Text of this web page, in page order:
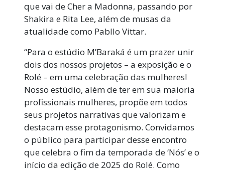
que vai de Cher a Madonna, passando por
Shakira e Rita Lee, além de musas da
atualidade como Pabllo Vittar.
“Para o estúdio M’Baraká é um prazer unir
dois dos nossos projetos – a exposição e o
Rolé – em uma celebração das mulheres!
Nosso estúdio, além de ter em sua maioria
profissionais mulheres, propõe em todos
seus projetos narrativas que valorizam e
destacam esse protagonismo. Convidamos
o público para participar desse encontro
que celebra o fim da temporada de ‘Nós’ e o
início da edição de 2025 do Rolé. Como